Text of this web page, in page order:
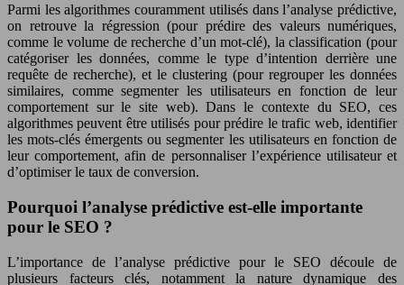
Parmi les algorithmes couramment utilisés dans l’analyse prédictive,
on retrouve la régression (pour prédire des valeurs numériques,
comme le volume de recherche d’un mot-clé), la classification (pour
catégoriser les données, comme le type d’intention derrière une
requête de recherche), et le clustering (pour regrouper les données
similaires, comme segmenter les utilisateurs en fonction de leur
comportement sur le site web). Dans le contexte du SEO, ces
algorithmes peuvent être utilisés pour prédire le trafic web, identifier
les mots-clés émergents ou segmenter les utilisateurs en fonction de
leur comportement, afin de personnaliser l’expérience utilisateur et
d’optimiser le taux de conversion.
Pourquoi l’analyse prédictive est-elle importante
pour le SEO ?
L’importance de l’analyse prédictive pour le SEO découle de
plusieurs facteurs clés, notamment la nature dynamique des